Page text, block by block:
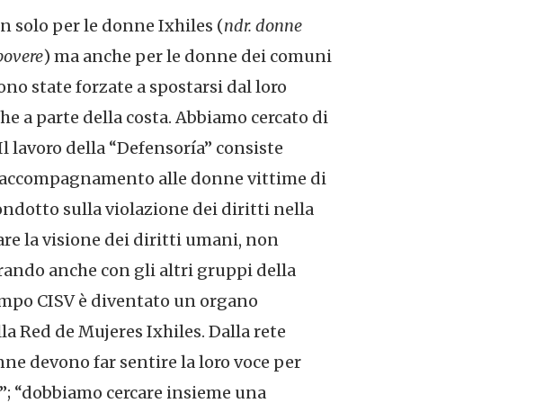
solo per le donne Ixhiles (ndr. donne
) ma anche per le donne dei comuni
state forzate a spostarsi dal loro
a parte della costa. Abbiamo cercato di
della “Defensoría” consiste
alle donne vittime di
sulla violazione dei diritti nella
la visione dei diritti umani, non
anche con gli altri gruppi della
CISV è diventato un organo
Red de Mujeres Ixhiles. Dalla rete
devono far sentire la loro voce per
“dobbiamo cercare insieme una